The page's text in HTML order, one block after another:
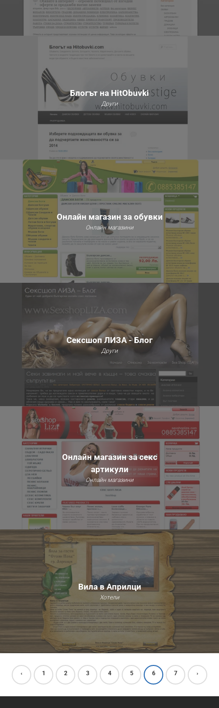
Блогът на HitObuvki
Други
Онлайн магазин за обувки
Онлайн магазини
Сексшоп ЛИЗА - Блог
Други
Онлайн магазин за секс
артикули
Онлайн магазини
Вила в Априлци
Хотели
‹ 1 2 3 4 5 6 7 ›